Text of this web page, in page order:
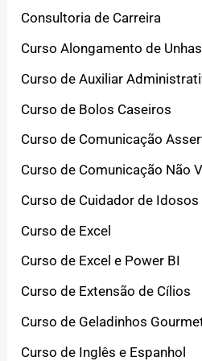
Consultoria de Carreira
Curso Alongamento de Unhas
Curso de Auxiliar
Curso de Bolos Caseiros
Curso de Comunicação
Curso de Comunicação Não
Curso de Cuidador de Idosos
Curso de Excel
Curso de Excel e Power BI
Curso de Extensão de Cílios
Curso de Geladinhos
Curso de Inglês e Espanhol